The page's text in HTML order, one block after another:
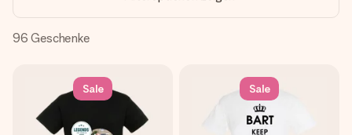
Montag - Freitag : 8:30 - 17:00 Uhr
Samstag - Sonntag : 8:30 - 13:00 Uhr
96 Geschenke
Sale Sale